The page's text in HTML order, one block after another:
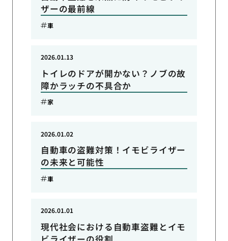
ザーの最前線
車
トイレのドアが開かない？ノブの故
障かラッチの不具合か
2026.01.13
家
自動車の盗難対策！イモビライザー
の未来と可能性
2026.01.02
車
現代社会における自動車盗難とイモ
2026.01.01